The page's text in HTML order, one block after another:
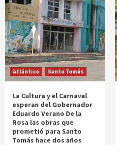
Atlántico Santo Tomás
La Cultura y el Carnaval
esperan del Gobernador
Eduardo Verano De la
Rosa las obras que
prometió para Santo
Tomás hace dos años